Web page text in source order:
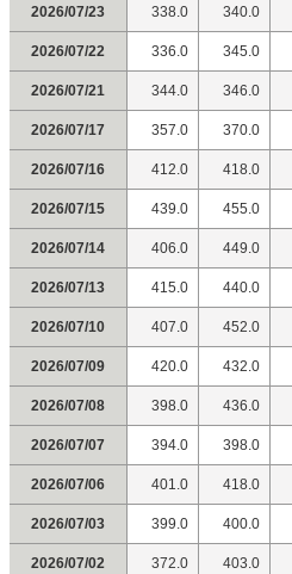
2026/07/23 338.0 340.0
2026/07/22 336.0 345.0
2026/07/21 344.0 346.0
2026/07/17 357.0 370.0
2026/07/16 412.0 418.0
2026/07/15 439.0 455.0
2026/07/14 406.0 449.0
2026/07/13 415.0 440.0
2026/07/10 407.0 452.0
2026/07/09 420.0 432.0
2026/07/08 398.0 436.0
2026/07/07 394.0 398.0
2026/07/06 401.0 418.0
2026/07/03 399.0 400.0
2026/07/02 372.0 403.0